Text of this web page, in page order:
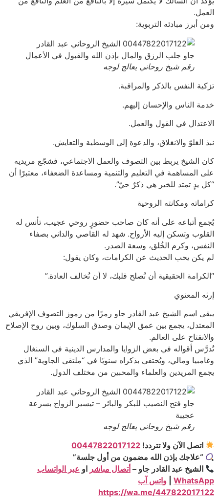
العمل.
ومن أبرز مبادئه التربوية:
رقم شيخ روحاني يعالج لوجه
تزكية النفس بالذكر والمراقبة.
خدمة الناس والإحسان إليهم.
الاعتدال في القول والعمل.
نبذ الغلوّ والانغلاق، والدعوة إلى الوسطية والتعايش.
كان الشيخ يربط بين التصوف والعمل الاجتماعي، فشجّع مريديه
على المساهمة في التعليم والتنمية ومساعدة الضعفاء، معتبرًا أن
“كل يدٍ تمتد للخير هي ذكرٌ حيّ”.
كراماته ومكانته الروحية
يُجمع أتباعه على أنه كان صاحب حضورٍ روحي عجيب، تأنس له
القلوب وتسكن إليه الأرواح. شهد له القاصي والداني بصفاء
النفس، وكرم الخُلق، وسعة الصدر.
لم يكن يحب الحديث عن الكرامات، وكان يقول:
“الكرامة الحقيقية أن تُصلح قلبك، لا أن تُخالف العادة.”
إرثه المعنوي
يبقى اسم الشيخ عبد القادر جاو رمزًا من رموز التصوف الإفريقي
المعتدل، يجمع بين عمق الإيمان وصدق السلوك، وبين روح الإصلاح
والانفتاح على العالم.
تُدرَّس أقواله في بعض الزوايا والمدارس الدينية في السنغال
وغامبيا ومالي، ويُحتفى بذكراه سنويًا في “ملتقى الجاوية” الذي
يجمع المريدين والعلماء والمحبين من مختلف الدول.
رقم شيخ روحاني يعالج لوجه
اتصل الآن ولا تتردد!00447822017122
“علاجك بإذن الله مضمون من أول جلسة”
الشيخ عبد القادر جاو –أتصال مباشر او عبر الواتساب
WhatsApp
واتس آب
https://wa.me/447822017122